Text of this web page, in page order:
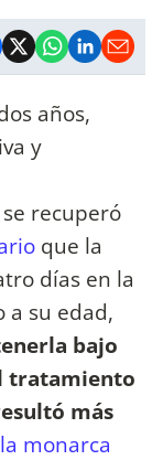
años,
y
recuperó
que la
días en la
a su edad,
bajo
tratamiento
más
la monarca